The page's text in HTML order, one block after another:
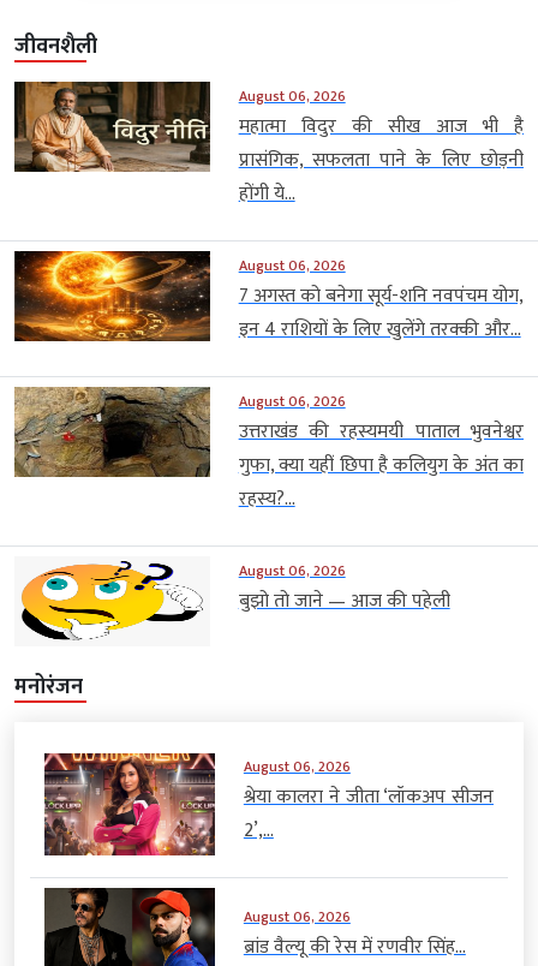
जीवनशैली
August 06, 2026
महात्मा विदुर की सीख आज भी है
प्रासंगिक, सफलता पाने के लिए छोड़नी
होंगी ये...
August 06, 2026
7 अगस्त को बनेगा सूर्य-शनि नवपंचम योग,
इन 4 राशियों के लिए खुलेंगे तरक्की और...
August 06, 2026
उत्तराखंड की रहस्यमयी पाताल भुवनेश्वर
गुफा, क्या यहीं छिपा है कलियुग के अंत का
रहस्य?...
August 06, 2026
बुझो तो जाने — आज की पहेली
मनोरंजन
August 06, 2026
श्रेया कालरा ने जीता ‘लॉकअप सीजन
2’,...
August 06, 2026
ब्रांड वैल्यू की रेस में रणवीर सिंह...